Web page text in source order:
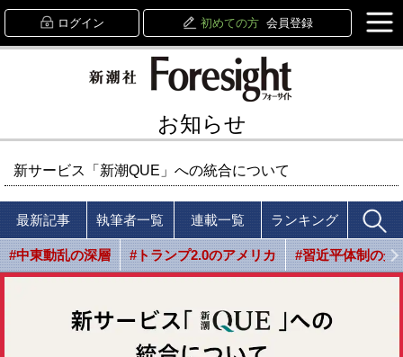
ログイン 初めての方 会員登録
お知らせ
新サービス「新潮QUE」への統合について
最新記事 執筆者一覧 連載一覧 ランキング
#中東動乱の深層 #トランプ2.0のアメリカ #習近平体制の光